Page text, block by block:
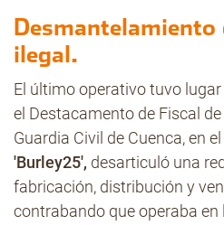
Desmantelamiento
ilegal.
El último operativo tuvo lugar
el Destacamento de Fiscal
Guardia Civil de Cuenca, en
'Burley25', desarticuló una
fabricación, distribución y
contrabando que operaba en